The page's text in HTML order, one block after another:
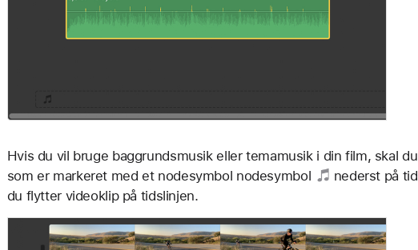
Hvis du vil bruge baggrundsmusik eller temamusik i din film, skal
som er markeret med et nodesymbol nodesymbol
nederst på
du flytter videoklip på tidslinjen.